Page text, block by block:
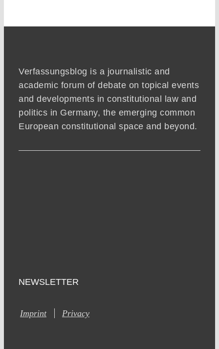
Verfassungsblog is a journalistic and
academic forum of debate on topical events
and developments in constitutional law and
politics in Germany, the emerging common
European constitutional space and beyond.
NEWSLETTER
Imprint Privacy